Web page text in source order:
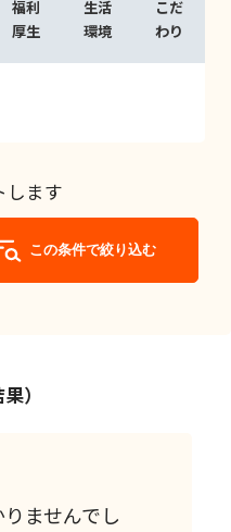
福利
厚生
生活
環境
こだ
わり
します
この条件で絞り込む
）
ませんでし